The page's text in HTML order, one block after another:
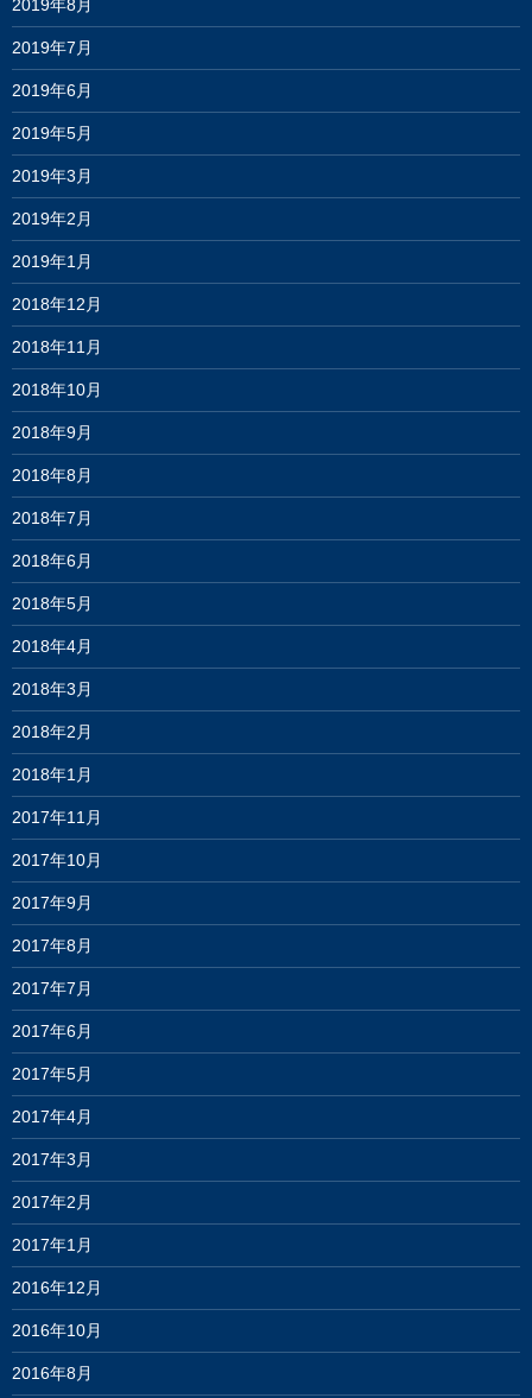
2019年8月
2019年7月
2019年6月
2019年5月
2019年3月
2019年2月
2019年1月
2018年12月
2018年11月
2018年10月
2018年9月
2018年8月
2018年7月
2018年6月
2018年5月
2018年4月
2018年3月
2018年2月
2018年1月
2017年11月
2017年10月
2017年9月
2017年8月
2017年7月
2017年6月
2017年5月
2017年4月
2017年3月
2017年2月
2017年1月
2016年12月
2016年10月
2016年8月